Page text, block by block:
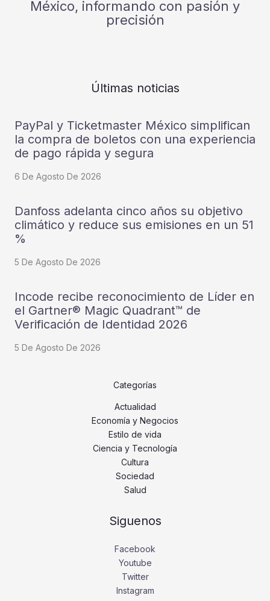
México, informando con pasión y
precisión
Últimas noticias
PayPal y Ticketmaster México simplifican
la compra de boletos con una experiencia
de pago rápida y segura
6 De Agosto De 2026
Danfoss adelanta cinco años su objetivo
climático y reduce sus emisiones en un 51
%
5 De Agosto De 2026
Incode recibe reconocimiento de Líder en
el Gartner® Magic Quadrant™ de
Verificación de Identidad 2026
5 De Agosto De 2026
Categorías
Actualidad
Economía y Negocios
Estilo de vida
Ciencia y Tecnología
Cultura
Sociedad
Salud
Siguenos
Facebook
Youtube
Twitter
Instagram